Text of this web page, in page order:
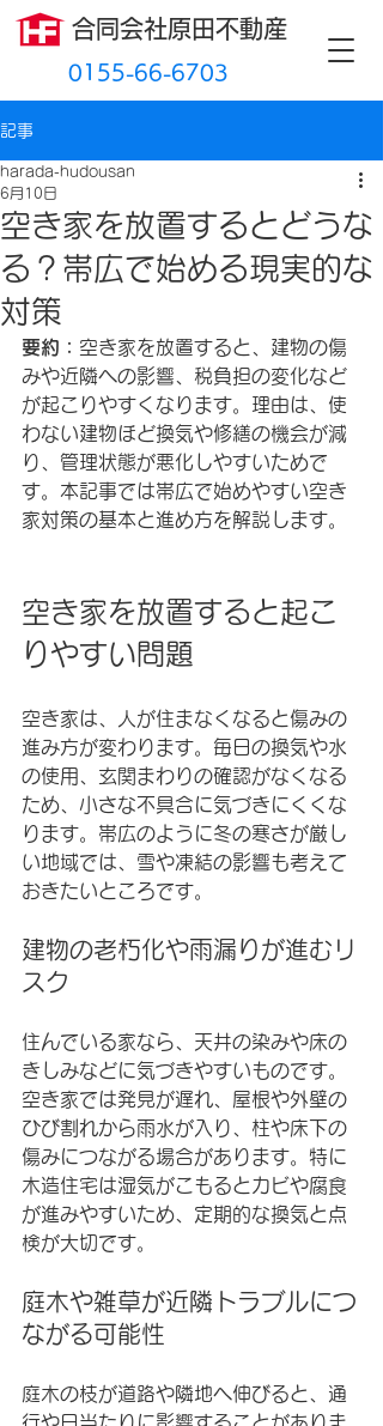
​合同会社原田不動産
0155-66-6703
記事
空き家を放置するとどうな
る？帯広で始める現実的な
対策
harada-hudousan
6月10日
要約： 空き家を放置すると、建物の傷
みや近隣への影響、税負担の変化など
が起こりやすくなります。理由は、使
わない建物ほど換気や修繕の機会が減
り、管理状態が悪化しやすいためで
す。本記事では帯広で始めやすい空き
家対策の基本と進め方を解説します。
空き家を放置すると起こ
りやすい問題
空き家は、人が住まなくなると傷みの
進み方が変わります。毎日の換気や水
の使用、玄関まわりの確認がなくなる
ため、小さな不具合に気づきにくくな
ります。帯広のように冬の寒さが厳し
い地域では、雪や凍結の影響も考えて
おきたいところです。
建物の老朽化や雨漏りが進むリ
スク
住んでいる家なら、天井の染みや床の
きしみなどに気づきやすいものです。
空き家では発見が遅れ、屋根や外壁の
ひび割れから雨水が入り、柱や床下の
傷みにつながる場合があります。特に
木造住宅は湿気がこもるとカビや腐食
が進みやすいため、定期的な換気と点
検が大切です。
庭木や雑草が近隣トラブルにつ
ながる可能性
庭木の枝が道路や隣地へ伸びると、通